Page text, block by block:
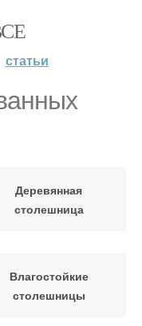
статьи
Деревянная
столешница
Влагостойкие
столешницы